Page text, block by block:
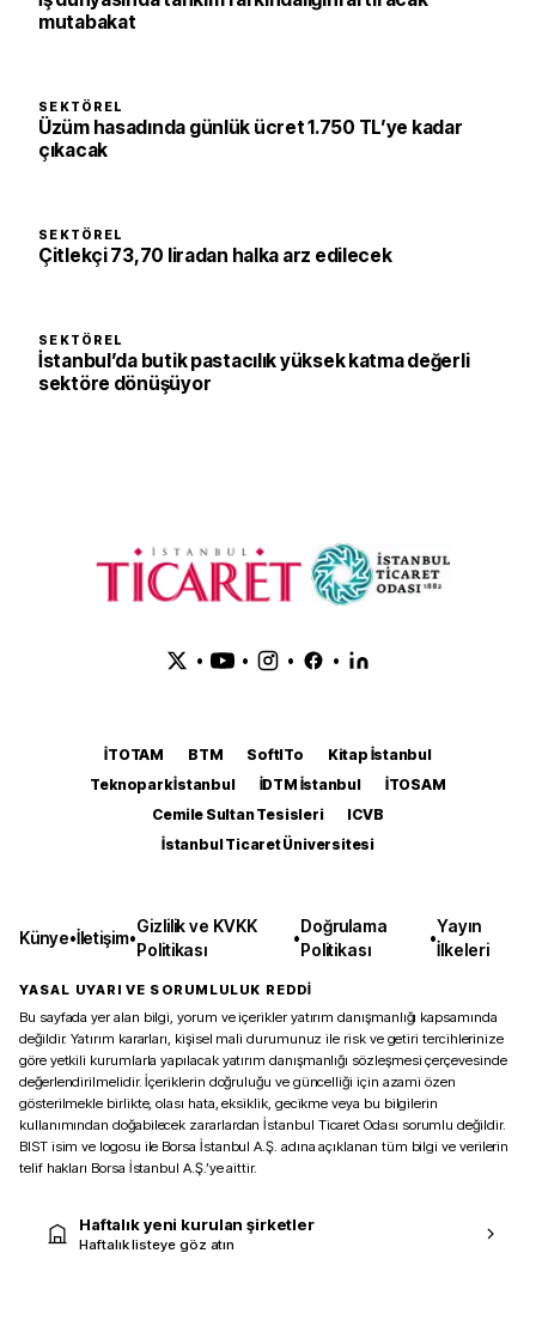
mutabakat
SEKTÖREL
Üzüm hasadında günlük ücret 1.750 TL’ye kadar
çıkacak
SEKTÖREL
Çitlekçi 73,70 liradan halka arz edilecek
SEKTÖREL
İstanbul’da butik pastacılık yüksek katma değerli
sektöre dönüşüyor
• • • •
İTOTAM BTM SoftITo
Kitap İstanbul
Teknopark İstanbul
İDTM İstanbul
İTOSAM
Cemile Sultan Tesisleri
ICVB
İstanbul Ticaret Üniversitesi
Künye•İletişim•
Gizlilik ve KVKK
Politikası
•
Doğrulama
Politikası
•
Yayın
İlkeleri
YASAL UYARI VE SORUMLULUK REDDİ
Bu sayfada yer alan bilgi, yorum ve içerikler yatırım danışmanlığı kapsamında
değildir. Yatırım kararları, kişisel mali durumunuz ile risk ve getiri tercihlerinize
göre yetkili kurumlarla yapılacak yatırım danışmanlığı sözleşmesi çerçevesinde
değerlendirilmelidir. İçeriklerin doğruluğu ve güncelliği için azami özen
gösterilmekle birlikte, olası hata, eksiklik, gecikme veya bu bilgilerin
kullanımından doğabilecek zararlardan İstanbul Ticaret Odası sorumlu değildir.
BIST isim ve logosu ile Borsa İstanbul A.Ş. adına açıklanan tüm bilgi ve verilerin
telif hakları Borsa İstanbul A.Ş.’ye aittir.
Haftalık yeni kurulan şirketler
Haftalık listeye göz atın